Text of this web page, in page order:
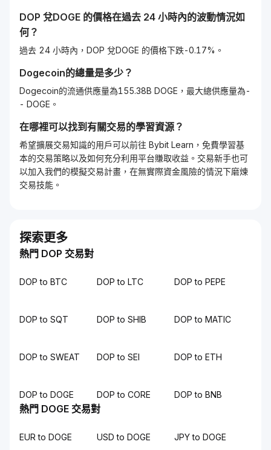
DOP 兌DOGE 的價格在過去 24 小時內的波動情況如
何？
過去 24 小時內，DOP 兌DOGE 的價格下跌-0.17%。
Dogecoin的總量是多少？
Dogecoin的流通供應量為155.38B DOGE，最大總供應量為-
- DOGE。
在哪裡可以找到有關交易的學習資源？
希望擴展交易知識的用戶可以前往 Bybit Learn，免費學習基
本的交易策略以及如何充分利用平台賺取收益。交易新手也可
以加入我們的模擬交易計畫，在無實際資金風險的情況下磨煉
交易技能。
探索更多
熱門 DOP 交易對
DOP to BTC DOP to LTC DOP to PEPE
DOP to SQT DOP to SHIB DOP to MATIC
DOP to SWEAT DOP to SEI DOP to ETH
DOP to DOGE DOP to CORE DOP to BNB
熱門 DOGE 交易對
EUR to DOGE USD to DOGE JPY to DOGE